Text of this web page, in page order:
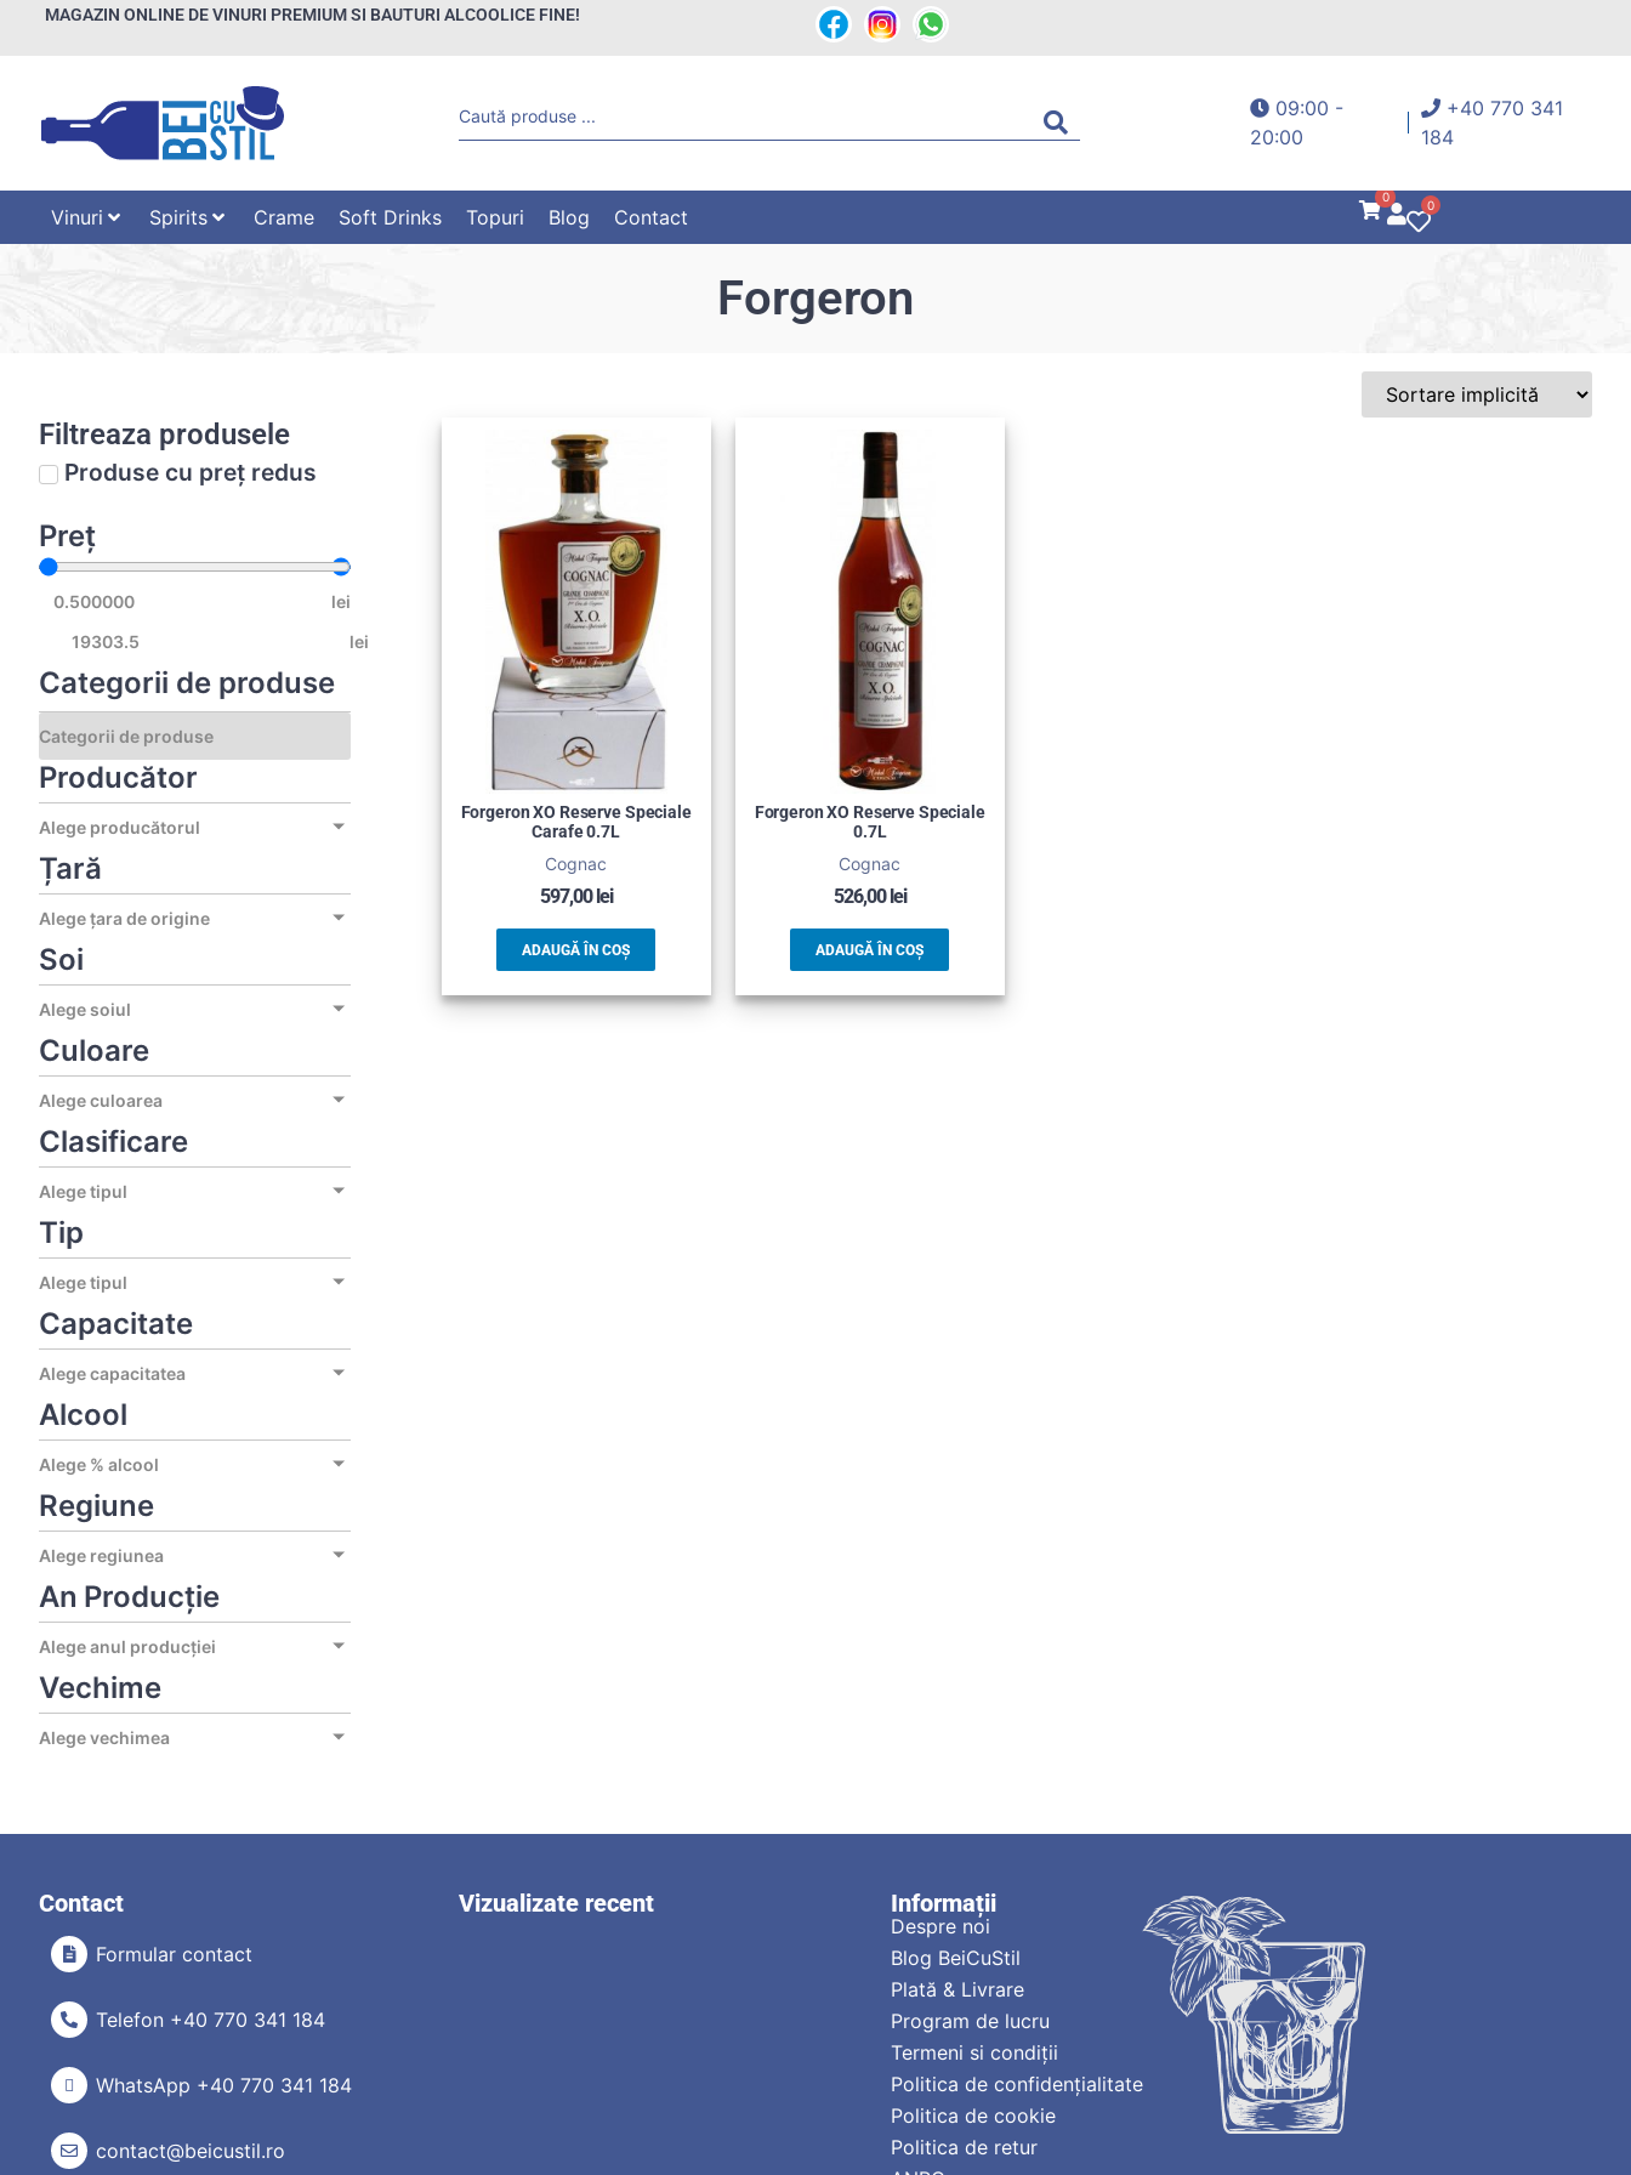
MAGAZIN ONLINE DE VINURI PREMIUM SI BAUTURI ALCOOLICE FINE!
09:00 -
20:00
+40 770 341
184
Vinuri Spirits Crame Soft Drinks Topuri Blog Contact
0
0
Forgeron
Filtreaza produsele
Produse cu preț redus
Preț
lei
lei
Categorii de produse
Producător
Alege producătorul
Țară
Alege țara de origine
Soi
Alege soiul
Culoare
Alege culoarea
Clasificare
Alege tipul
Tip
Alege tipul
Capacitate
Alege capacitatea
Alcool
Alege % alcool
Regiune
Alege regiunea
An Producție
Alege anul producției
Vechime
Alege vechimea
Forgeron XO Reserve Speciale
Carafe 0.7L
Cognac
597,00lei
ADAUGĂ ÎN COȘ
Forgeron XO Reserve Speciale
0.7L
Cognac
526,00lei
ADAUGĂ ÎN COȘ
Contact
Formular contact
Telefon +40 770 341 184
WhatsApp +40 770 341 184
contact@beicustil.ro
Vizualizate recent Informații
Despre noi
Blog BeiCuStil
Plată & Livrare
Program de lucru
Termeni si condiții
Politica de confidențialitate
Politica de cookie
Politica de retur